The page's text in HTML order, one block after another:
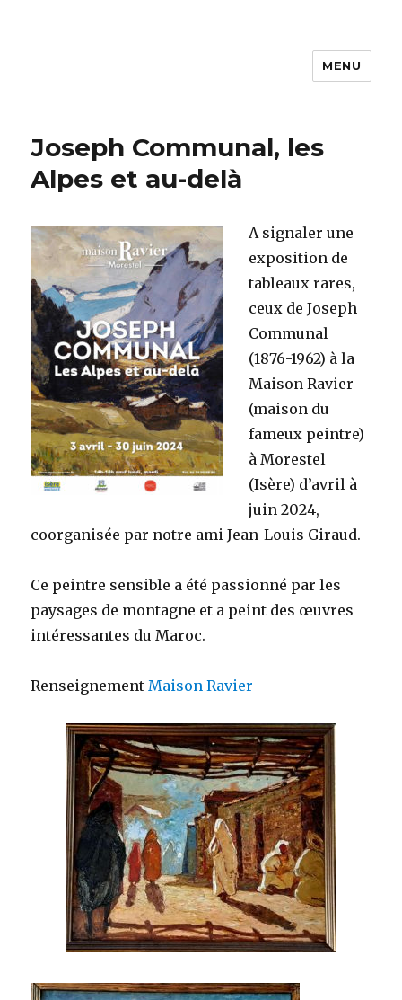
MENU
Joseph Communal, les
Alpes et au-delà
A signaler une
exposition de
tableaux rares,
ceux de Joseph
Communal
(1876-1962) à la
Maison Ravier
(maison du
fameux peintre)
à Morestel
(Isère) d’avril à
juin 2024,
coorganisée par notre ami Jean-Louis Giraud.
Ce peintre sensible a été passionné par les
paysages de montagne et a peint des œuvres
intéressantes du Maroc.
RenseignementMaison Ravier